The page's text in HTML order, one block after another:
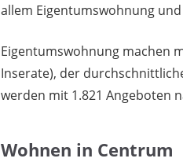
allem Eigentumswohnung
Eigentumswohnung machen
Inserate), der
werden mit 1.821 Angeboten
Wohnen in Centrum